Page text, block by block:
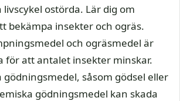
ostörda. Lär dig om
bekämpa insekter och ogräs.
och ogräsmedel är
för att antalet insekter minskar.
såsom gödsel eller
gödningsmedel kan skada